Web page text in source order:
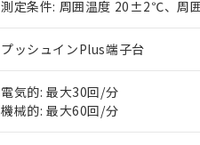
測定条件: 周囲温度 20±2℃、周
プッシュインPlus端子台
電気的: 最大30回/分
機械的: 最大60回/分
ている必要があります。
お客様が当ウェブサイト
が、当社の製品・サー
いる法人を指します。
※3 非含有証明書ダウン
EU RoHS指令（10物質）の非
51物質の非含有証明書（当社基
※本証明書は発行日時点で非
味します。
「－」：未確認です。当社販
空
受注生産機種、また